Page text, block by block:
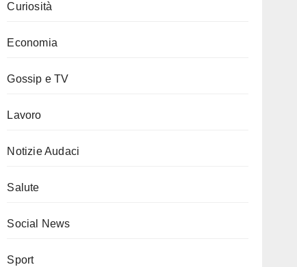
Curiosità
Economia
Gossip e TV
Lavoro
Notizie Audaci
Salute
Social News
Sport